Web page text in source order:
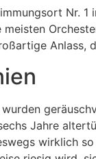
Nr.
wurden
Jahre
wirklich